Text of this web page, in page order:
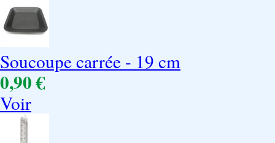
Soucoupe carrée - 19 cm
0,90 €
Voir